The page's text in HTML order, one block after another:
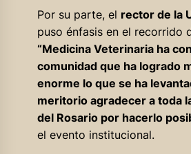
Por su parte, el rector de la
puso énfasis en el recorrido
“Medicina Veterinaria ha
comunidad que ha logrado
enorme lo que se ha
meritorio agradecer a toda
del Rosario por hacerlo
el evento institucional.